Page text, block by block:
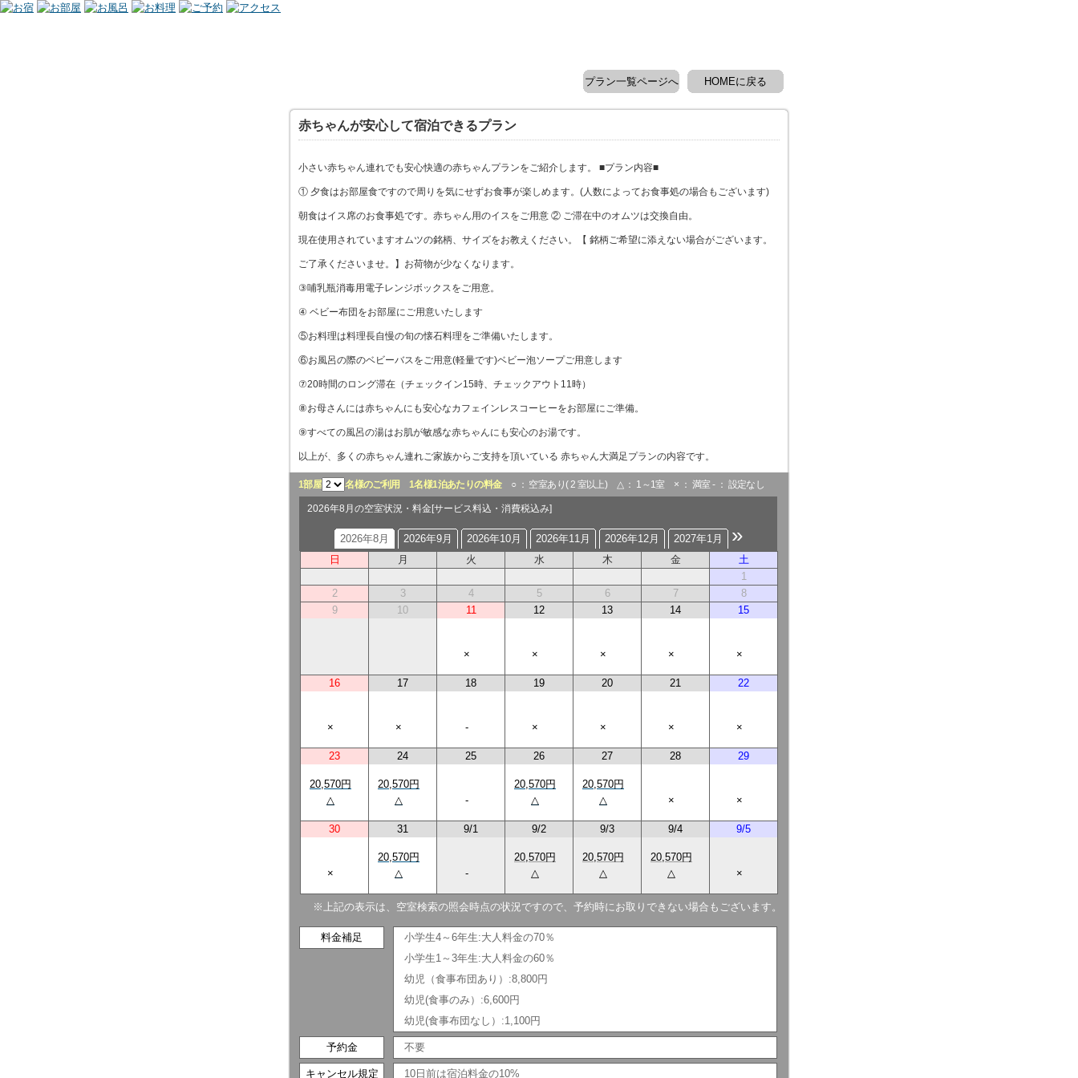
HOMEに戻る
プラン一覧ページへ
赤ちゃんが安心して宿泊できるプラン
小さい赤ちゃん連れでも安心快適の赤ちゃんプランをご紹介します。 ■プラン内容■
① 夕食はお部屋食ですので周りを気にせずお食事が楽しめます。(人数によってお食事処の場合もございます)
朝食はイス席のお食事処です。赤ちゃん用のイスをご用意 ② ご滞在中のオムツは交換自由。
現在使用されていますオムツの銘柄、サイズをお教えください。【 銘柄ご希望に添えない場合がございます。
ご了承くださいませ。】お荷物が少なくなります。
③哺乳瓶消毒用電子レンジボックスをご用意。
④ ベビー布団をお部屋にご用意いたします
⑤お料理は料理長自慢の旬の懐石料理をご準備いたします。
⑥お風呂の際のベビーバスをご用意(軽量です)ベビー泡ソープご用意します
⑦20時間のロング滞在（チェックイン15時、チェックアウト11時）
⑧お母さんには赤ちゃんにも安心なカフェインレスコーヒーをお部屋にご準備。
⑨すべての風呂の湯はお肌が敏感な赤ちゃんにも安心のお湯です。
以上が、多くの赤ちゃん連れご家族からご支持を頂いている 赤ちゃん大満足プランの内容です。
1部屋 名様のご利用 1名様1泊あたりの料金○ ： 空室あり( 2 室以上) △ ： 1～1室 × ： 満室 - ： 設定なし
2026年8月の空室状況・料金[サービス料込・消費税込み]
2026年8月 2026年9月 2026年10月 2026年11月 2026年12月 2027年1月 »
日 月 火 水 木 金
土
1
2
3 4 5 6 7
8
9
10 11
×
12
×
13
×
14
×
15
×
16
×
17
×
18
-
19
×
20
×
21
×
22
×
23
20,570円
△
24
20,570円
△
25
-
26
20,570円
△
27
20,570円
△
28
×
29
×
30
×
31
20,570円
△
9/1
-
9/2
20,570円
△
9/3
20,570円
△
9/4
20,570円
△
9/5
×
※上記の表示は、空室検索の照会時点の状況ですので、予約時にお取りできない場合もございます。
料金補足
小学生4～6年生:大人料金の70％
小学生1～3年生:大人料金の60％
幼児（食事布団あり）:8,800円
幼児(食事のみ）:6,600円
幼児(食事布団なし）:1,100円
予約金 不要
キャンセル規定 10日前は宿泊料金の10%